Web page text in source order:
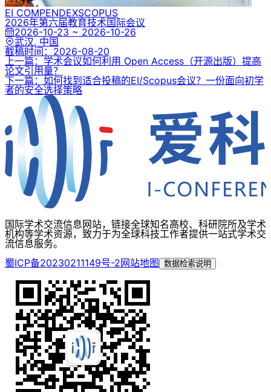
EI COMPENDEXSCOPUS
2026年第六届教育技术国际会议
2026-10-23 ~ 2026-10-26
武汉, 中国
截稿时间： 2026-08-20
上一篇：学术会议如何利用 Open Access（开源出版）提高
论文引用量？
下一篇：如何找到适合投稿的EI/Scopus会议？一份面向初学
者的安全选择策略
国际学术交流信息网站，链接全球知名高校、科研院所及学术
机构等学术资源，致力于为全球科技工作者提供一站式学术交
流信息服务。
蜀ICP备20230211149号-2网站地图 数据检索说明